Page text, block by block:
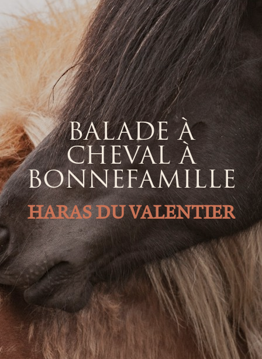
BALADE À
CHEVAL À
BONNEFAMILLE
HARAS DU VALENTIER